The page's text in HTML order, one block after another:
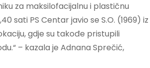
za maksilofacijalnu i plastičnu
sati PS Centar javio se S.O. (1969) iz
gdje su takođe pristupili
– kazala je Adnana Sprečić,